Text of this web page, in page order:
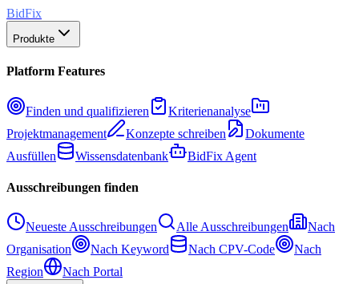
BidFix
Produkte
Platform Features
Finden und qualifizieren
Kriterienanalyse
Projektmanagement
Konzepte schreiben
Dokumente
Ausfüllen
Wissensdatenbank BidFix Agent
Ausschreibungen finden
Neueste Ausschreibungen Alle Ausschreibungen
Nach
Organisation
Nach Keyword Nach CPV-Code
Nach
Region
Nach Portal